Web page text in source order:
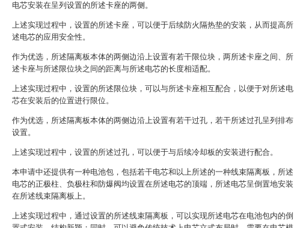
电芯安装在呈列设置的所述卡座的两侧。
上述实现过程中，设置的所述卡座，可以便于后续防火隔热垫的安装，从而提高所
述电芯的应用安全性。
作为优选，所述隔离板本体的两侧边沿上设置有若干限位块，两所述卡座之间、所
述卡座与所述限位块之间的距离与所述电芯的长度相适配。
上述实现过程中，设置的所述限位块，可以与所述卡座相互配合，以便于对所述电
芯在安装后的位置进行限位。
作为优选，所述隔离板本体的两侧边沿上设置有若干过孔，若干所述过孔呈列排布
设置。
上述实现过程中，设置的所述过孔，可以便于与后续冷却板的安装进行配合。
本申请中还提供有一种电池包，包括若干电芯和以上所述的一种线束隔离板，所述
电芯的正极柱、负极柱和防爆阀均设置在所述电芯的顶端，所述电芯呈倒置地安装
在所述线束隔离板上。
上述实现过程中，通过设置的所述线束隔离板，可以实现所述电芯在电池包内的倒